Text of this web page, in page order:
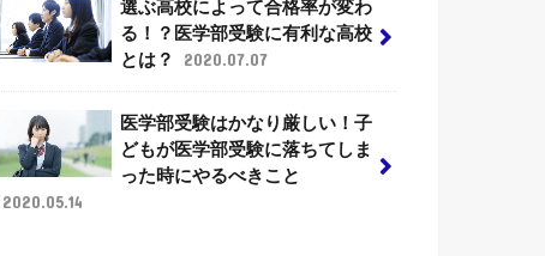
選ぶ高校によって合格率が変わ
る！？医学部受験に有利な高校
とは？
2020.07.07
医学部受験はかなり厳しい！子
どもが医学部受験に落ちてしま
った時にやるべきこと
2020.05.14